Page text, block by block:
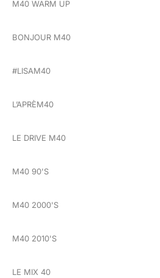
M40 WARM UP
BONJOUR M40
#LISAM40
L’APRÈM40
LE DRIVE M40
M40 90'S
M40 2000'S
M40 2010'S
LE MIX 40